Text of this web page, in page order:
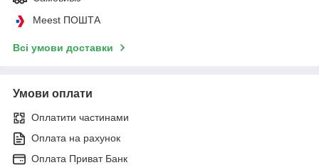
Meest ПОШТА
Всі умови доставки
Умови оплати
Оплатити частинами
Оплата на рахунок
Оплата Приват Банк